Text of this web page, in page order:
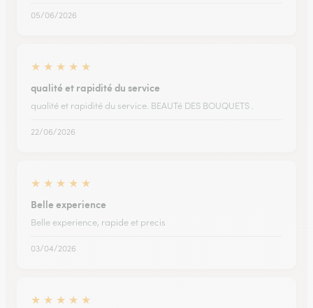
05/06/2026
★ ★ ★ ★ ★
qualité et rapidité du service
qualité et rapidité du service. BEAUTé DES BOUQUETS .
22/06/2026
★ ★ ★ ★ ★
Belle experience
Belle experience, rapide et precis
03/04/2026
★ ★ ★ ★ ★